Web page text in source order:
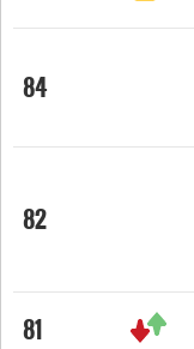
84
82
81